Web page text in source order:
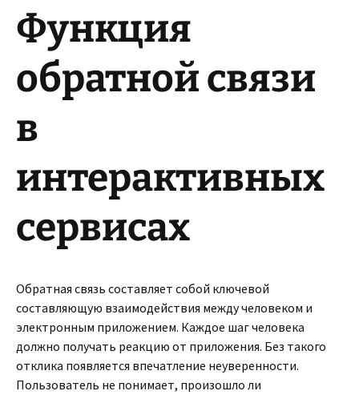
Функция
обратной связи
в
интерактивных
сервисах
Обратная связь составляет собой ключевой
составляющую взаимодействия между человеком и
электронным приложением. Каждое шаг человека
должно получать реакцию от приложения. Без такого
отклика появляется впечатление неуверенности.
Пользователь не понимает, произошло ли